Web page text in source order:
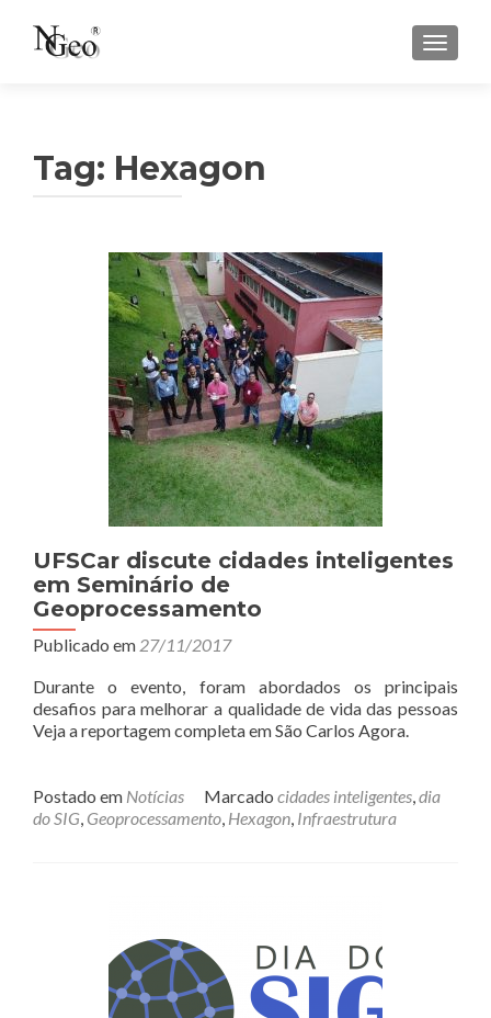
Tag: Hexagon
UFSCar discute cidades inteligentes
em Seminário de
Geoprocessamento
Publicado em 27/11/2017
Durante o evento, foram abordados os principais
desafios para melhorar a qualidade de vida das pessoas
Veja a reportagem completa em São Carlos Agora.
Postado em Notícias Marcado cidades inteligentes,dia
do SIG, Geoprocessamento, Hexagon, Infraestrutura